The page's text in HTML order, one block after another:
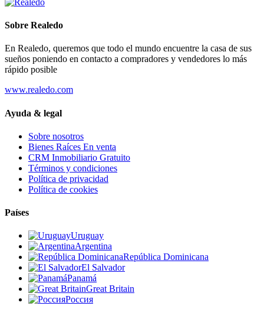
Sobre Realedo
En Realedo, queremos que todo el mundo encuentre la casa de sus
sueños poniendo en contacto a compradores y vendedores lo más
rápido posible
www.realedo.com
Ayuda & legal
Sobre nosotros
Bienes Raíces En venta
CRM Inmobiliario Gratuito
Términos y condiciones
Política de privacidad
Política de cookies
Países
Uruguay
Argentina
República Dominicana
El Salvador
Panamá
Great Britain
Россия